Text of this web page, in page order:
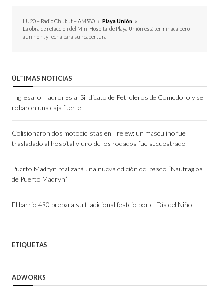
LU20 – Radio Chubut – AM580 » Playa Unión »
La obra de refacción del Mini Hospital de Playa Unión está terminada pero
aún no hay fecha para su reapertura
ÚLTIMAS NOTICIAS
Ingresaron ladrones al Sindicato de Petroleros de Comodoro y se
robaron una caja fuerte
Colisionaron dos motociclistas en Trelew: un masculino fue
trasladado al hospital y uno de los rodados fue secuestrado
Puerto Madryn realizará una nueva edición del paseo “Naufragios
de Puerto Madryn”
El barrio 490 prepara su tradicional festejo por el Día del Niño
ETIQUETAS
ADWORKS